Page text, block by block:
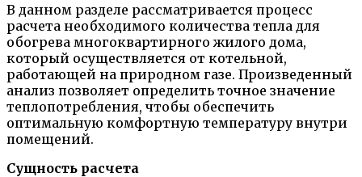
В данном разделе рассматривается процесс
расчета необходимого количества тепла для
обогрева многоквартирного жилого дома,
который осуществляется от котельной,
работающей на природном газе. Произведенный
анализ позволяет определить точное значение
теплопотребления, чтобы обеспечить
оптимальную комфортную температуру внутри
помещений.
Сущность расчета